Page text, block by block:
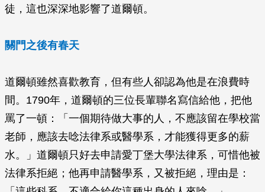
徒，這也深深地影響了道爾頓。
關門之後有春天
道爾頓雖然喜歡教育，但有些人卻認為他是在浪費時
間。1790年，道爾頓的三位長輩聯名寫信給他，把他
罵了一頓：「一個期待做大事的人，不應該留在學校當
老師，應該去唸法律系或醫學系，才能獲得更多的薪
水。」道爾頓只好去申請愛丁堡大學法律系，可惜他被
法律系拒絕；他再申請醫學系，又被拒絕，理由是：